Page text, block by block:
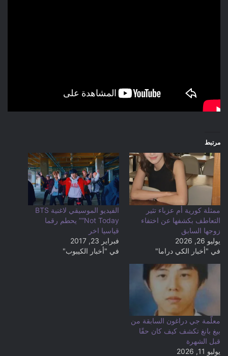
مرتبط
ممثلة كورية أم عزباء تثير
التعاطف بكشفها عن اختفاء
زوجها السابق
يوليو 26, 2026
في "أخبار الكي دراما"
الفيديو الموسيقي لاغنية BTS
“Not Today” يحطم رقما
قياسيا اخر
فبراير 23, 2017
في "أخبار الكيبوب"
معلّمة جي دراغون السابقة من
بيغ بانغ تكشف كيف كان حقًا
قبل الشهرة
يوليو 11, 2026